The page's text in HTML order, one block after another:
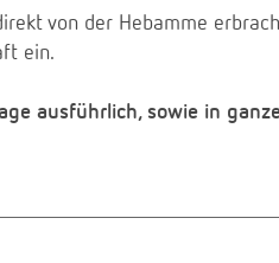
von der Hebamme
ein.
ausführlich, sowie in